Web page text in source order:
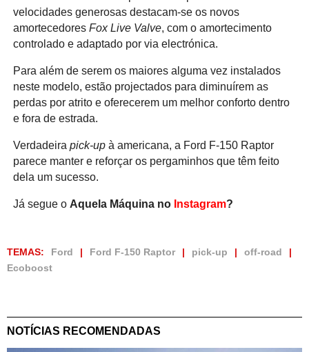
velocidades generosas destacam-se os novos
amortecedores Fox Live Valve, com o amortecimento
controlado e adaptado por via electrónica.
Para além de serem os maiores alguma vez instalados
neste modelo, estão projectados para diminuírem as
perdas por atrito e oferecerem um melhor conforto dentro
e fora de estrada.
Verdadeira pick-upà americana, a Ford F-150 Raptor
parece manter e reforçar os pergaminhos que têm feito
dela um sucesso.
Já segue o Aquela Máquina no Instagram?
TEMAS: Ford Ford F-150 Raptor pick-up
off-road
Ecoboost
NOTÍCIAS RECOMENDADAS